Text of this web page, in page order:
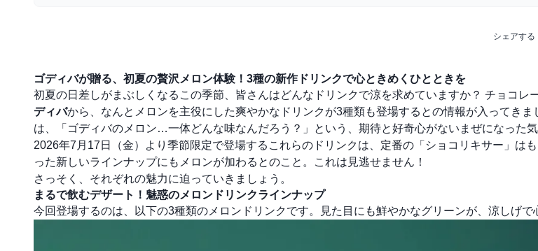
シェアする
ゴディバが贈る、初夏の贅沢メロン体験！3種の新作ドリンクで心ときめくひとときを
初夏の日差しがまぶしくなるこの季節、皆さんはどんなドリンクで涼を求めていますか？ チョコレ
ディバから、なんとメロンを主役にした爽やかなドリンクが3種類も登場するとの情報が入ってきま
は、「ゴディバのメロン…一体どんな味なんだろう？」という、期待と好奇心がないまぜになった気
2026年7月17日（金）より季節限定で登場するこれらのドリンクは、定番の「ショコリキサー」は
った新しいラインナップにもメロンが加わるとのこと。これは見逃せません！
さっそく、それぞれの魅力に迫っていきましょう。
まるで飲むデザート！魅惑のメロンドリンクラインナップ
今回登場するのは、以下の3種類のメロンドリンクです。見た目にも鮮やかなグリーンが、涼しげで